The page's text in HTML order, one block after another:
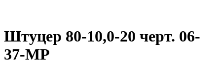
Штуцер 80-10,0-20 черт. 06-
37-МР